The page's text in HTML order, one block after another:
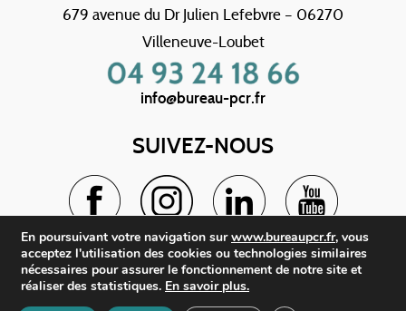
679 avenue du Dr Julien Lefebvre – 06270
Villeneuve-Loubet
info@bureau-pcr.fr
SUIVEZ-NOUS
BUREAU PCR
En poursuivant votre navigation surwww.bureaupcr.fr, vous
acceptez l'utilisation des cookies ou technologies similaires
nécessaires pour assurer le fonctionnement de notre site et
réaliser des statistiques. En savoir plus.